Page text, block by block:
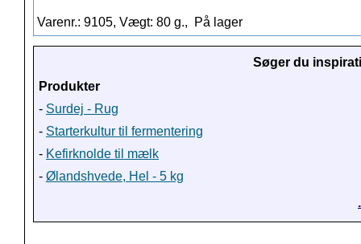
Varenr.: 9105, Vægt: 80 g., På lager
Søger du
Produkter
- Surdej - Rug
- Starterkultur til fermentering
- Kefirknolde til mælk
- Ølandshvede, Hel - 5 kg